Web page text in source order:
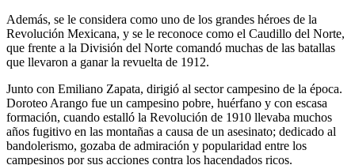
Además, se le considera como uno de los grandes héroes de la
Revolución Mexicana, y se le reconoce como el Caudillo del Norte,
que frente a la División del Norte comandó muchas de las batallas
que llevaron a ganar la revuelta de 1912.
Junto con Emiliano Zapata, dirigió al sector campesino de la época.
Doroteo Arango fue un campesino pobre, huérfano y con escasa
formación, cuando estalló la Revolución de 1910 llevaba muchos
años fugitivo en las montañas a causa de un asesinato; dedicado al
bandolerismo, gozaba de admiración y popularidad entre los
campesinos por sus acciones contra los hacendados ricos.